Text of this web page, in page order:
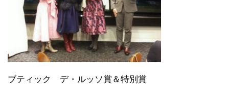
ブティック デ・ルッソ賞＆特別賞